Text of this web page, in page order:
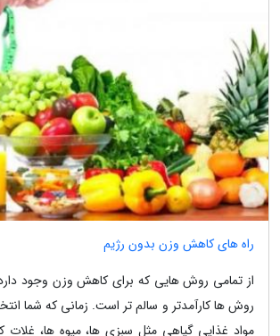
راه های کاهش وزن بدون رژیم
از تمامی روش هایی که برای کاهش وزن وجود
روش ها کارآمدتر و سالم تر است. زمانی که شما
مواد غذایی گیاهی مثل سبزی ها، میوه ها، غلات